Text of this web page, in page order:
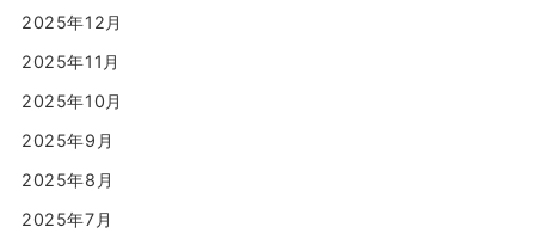
2025年12月
2025年11月
2025年10月
2025年9月
2025年8月
2025年7月